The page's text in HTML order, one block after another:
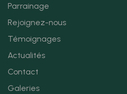
Parrainage
Rejoignez-nous
Témoignages
Actualités
Contact
Galeries